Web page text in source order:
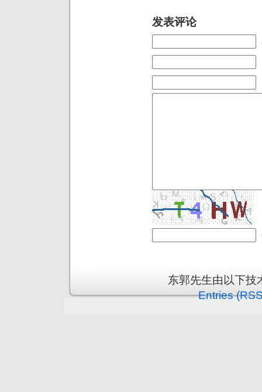
发表评论
东郭先生由以下技
Entries